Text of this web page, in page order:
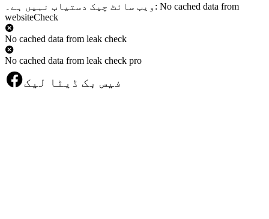
ویب سائٹ چیک دستیاب نہیں ہے۔: No cached data from
websiteCheck
No cached data from leak check
No cached data from leak check pro
فیس بک ڈیٹا لیک